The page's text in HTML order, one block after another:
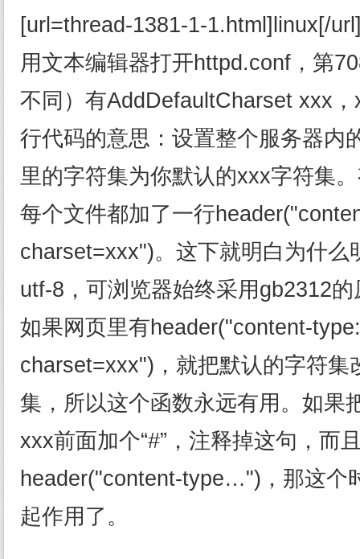
[url=thread-1381-1-1.html]linux[/
用文本编辑器打开httpd.conf，第
不同）有AddDefaultCharset xxx
行代码的意思：设置整个服务器内
里的字符集为你默认的xxx字符集
每个文件都加了一行
charset=xxx")。这下就明白为什么
utf-8，可浏览器始终采用gb2312的
如果网页里有header("content-
charset=xxx")，就把默认的字符集
集，所以这个函数永远有用。如果
xxx前面加个“#”，注释掉这句，而
header("content-type…")，那这个
起作用了。